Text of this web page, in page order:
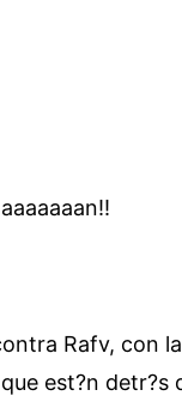
Rafv, con
est?n detr?s